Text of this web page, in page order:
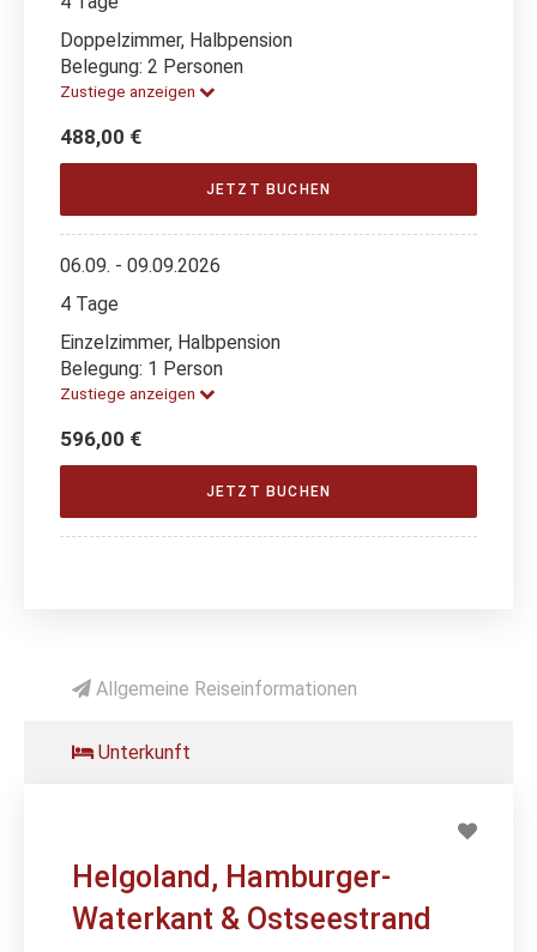
Doppelzimmer, Halbpension
Belegung: 2 Personen
Zustiege anzeigen
488,00 €
JETZT BUCHEN
06.09. - 09.09.2026
4 Tage
Einzelzimmer, Halbpension
Belegung: 1 Person
Zustiege anzeigen
596,00 €
JETZT BUCHEN
Allgemeine Reiseinformationen
Unterkunft
Helgoland, Hamburger-
Waterkant & Ostseestrand